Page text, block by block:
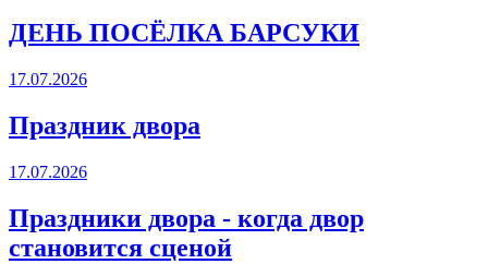
ДЕНЬ ПОСЁЛКА БАРСУКИ
17.07.2026
Праздник двора
17.07.2026
Праздники двора - когда двор
становится сценой